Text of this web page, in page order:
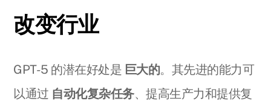
改变行业
GPT-5 的潜在好处是 巨大的。其先进的能力可
以通过 自动化复杂任务、提高生产力和提供复